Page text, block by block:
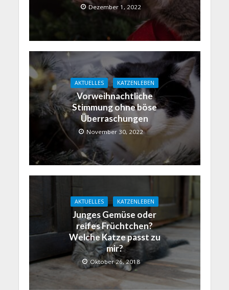
Dezember 1, 2022
AKTUELLES KATZENLEBEN
Vorweihnachtliche
Stimmung ohne böse
Überraschungen
November 30, 2022
AKTUELLES KATZENLEBEN
Junges Gemüse oder
reifes Früchtchen?
Welche Katze passt zu
mir?
Oktober 26, 2018